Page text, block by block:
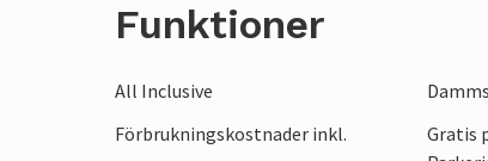
med en uppfriskande pool och
Funktioner
All Inclusive
Förbrukningskostnader inkl.
Gratis